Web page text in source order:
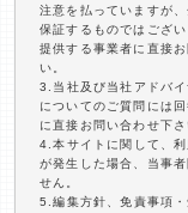
注意を払っていますが
保証するものではござ
提供する事業者に直接
い。
3.当社及び当社アドバ
についてのご質問には
に直接お問い合わせ下さ
4.本サイトに関して、
が発生した場合、当事
せん。
5.編集方針、免責事項